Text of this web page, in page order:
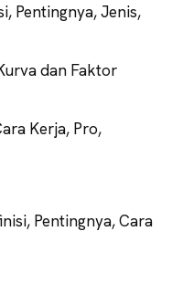
Pentingnya, Jenis,
dan Faktor
Kerja, Pro,
Pentingnya, Cara